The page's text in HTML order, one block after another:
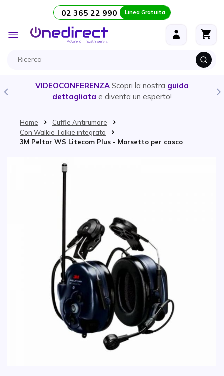
Salta al contenuto 02 365 22 990 Linea Gratuita
Toggle
Nav
VIDEOCONFERENZA Scopri la nostra guida
dettagliata e diventa un esperto!
Home
Cuffie Antirumore
Con Walkie Talkie integrato
3M Peltor WS Litecom Plus - Morsetto per casco
Vai alla fine della galleria di immagini